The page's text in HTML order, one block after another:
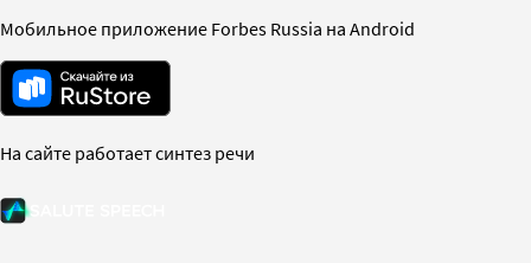
Мобильное приложение Forbes Russia на Android
На сайте работает синтез речи